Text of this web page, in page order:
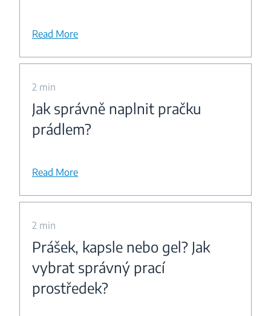
Read More
2 min
Jak správně naplnit pračku
prádlem?
Read More
2 min
Prášek, kapsle nebo gel? Jak
vybrat správný prací
prostředek?